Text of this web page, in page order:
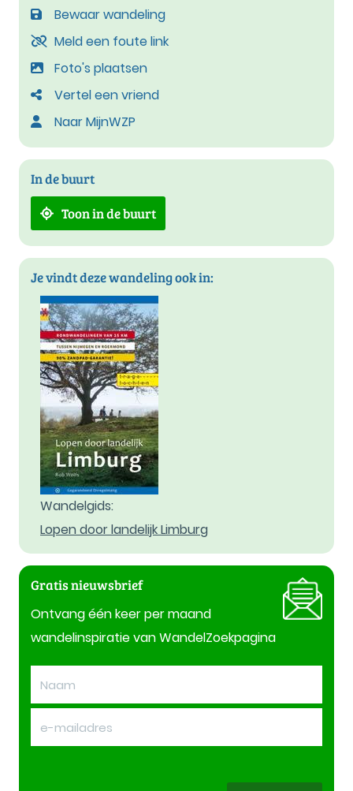
Bewaar wandeling
Meld een foute link
Foto's plaatsen
Vertel een vriend
Naar MijnWZP
In de buurt
Toon in de buurt
Je vindt deze wandeling ook in:
Wandelgids:
Lopen door landelijk Limburg
Gratis nieuwsbrief
Ontvang één keer per maand
wandelinspiratie van WandelZoekpagina